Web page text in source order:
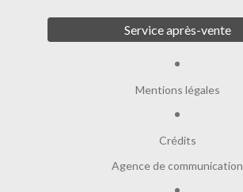
Service après-vente
Mentions légales
Crédits
Agence de communication